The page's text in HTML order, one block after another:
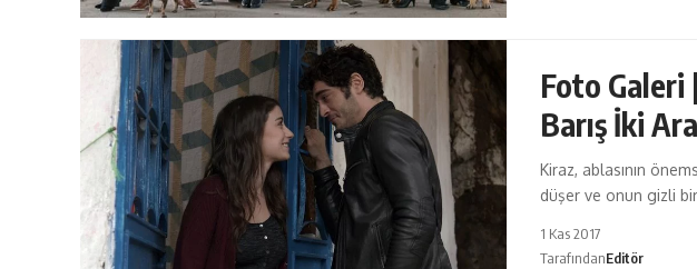
Foto Galeri
Barış İki
Kiraz, ablasının
düşer ve onun gizli
1 Kas 2017
TarafındanEditör